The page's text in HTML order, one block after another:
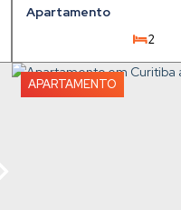
Apartamento
2
APARTAMENTO